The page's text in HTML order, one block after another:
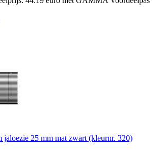
25 mm mat zwart (kleurnr. 320)